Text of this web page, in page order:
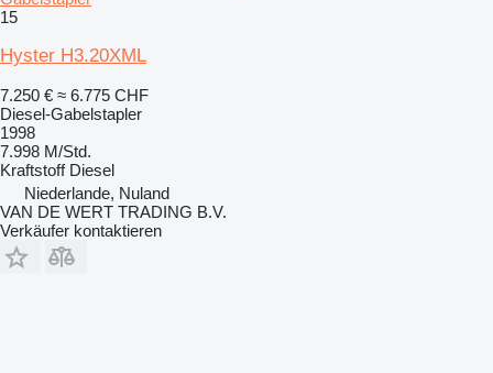
15
Hyster H3.20XML
7.250 € ≈ 6.775 CHF
Diesel-Gabelstapler
1998
7.998 M/Std.
Kraftstoff Diesel
Niederlande, Nuland
VAN DE WERT TRADING B.V.
Verkäufer kontaktieren